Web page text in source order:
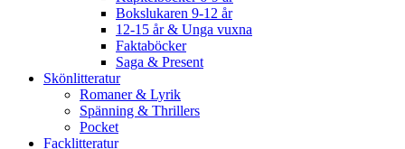
Bokslukaren 9-12 år
12-15 år & Unga vuxna
Faktaböcker
Saga & Present
Skönlitteratur
Romaner & Lyrik
Spänning & Thrillers
Pocket
Facklitteratur